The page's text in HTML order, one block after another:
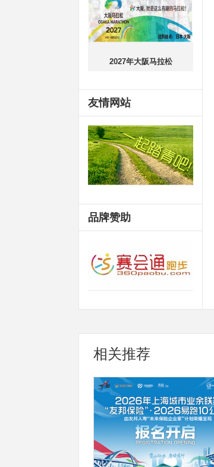
2027年大阪马拉松
友情网站
品牌赞助
相关推荐